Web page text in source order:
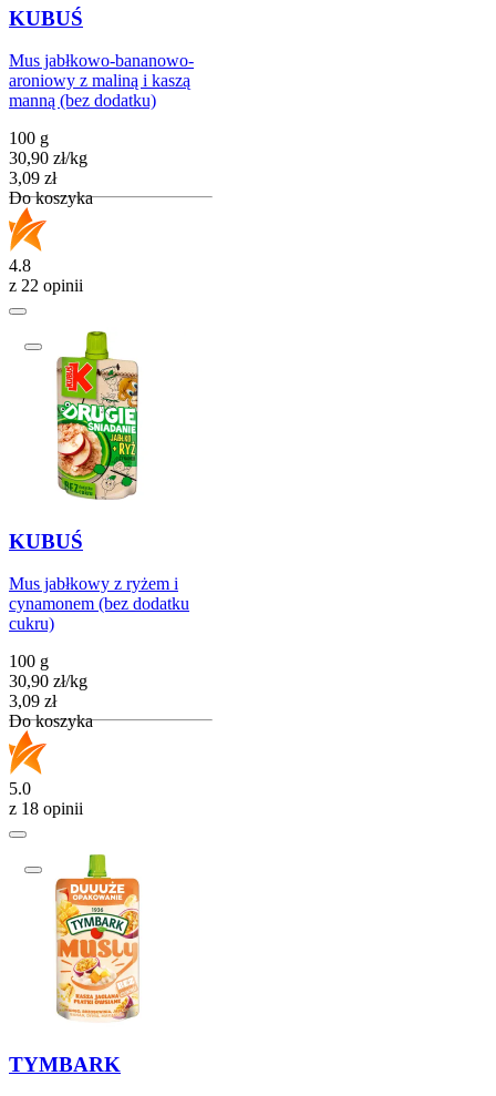
KUBUŚ
Mus jabłkowo-bananowo-
aroniowy z maliną i kaszą
manną (bez dodatku)
100 g
30,90 zł/kg
Cena
3,09 zł
Do koszyka
4.8
z 22 opinii
KUBUŚ
Mus jabłkowy z ryżem i
cynamonem (bez dodatku
cukru)
100 g
30,90 zł/kg
Cena
3,09 zł
Do koszyka
5.0
z 18 opinii
TYMBARK